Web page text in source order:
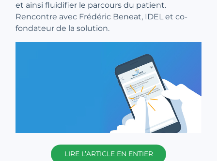
et ainsi fluidifier le parcours du patient.
Rencontre avec Frédéric Beneat, IDEL et co-
fondateur de la solution.
LIRE L’ARTICLE EN ENTIER